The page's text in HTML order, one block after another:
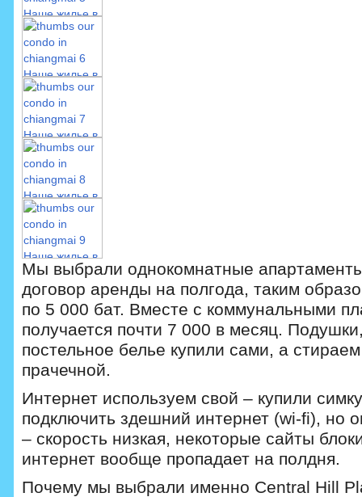
Мы выбрали однокомнатные
договор аренды на полгода, таким
по 5 000 бат. Вместе с коммунальными
получается почти 7 000 в месяц.
постельное белье купили сами, а
прачечной.
Интернет используем свой – купили
подключить здешний интернет (wi-fi), но
– скорость низкая, некоторые сайты
интернет вообще пропадает на полдня.
Почему мы выбрали именно Central Hill